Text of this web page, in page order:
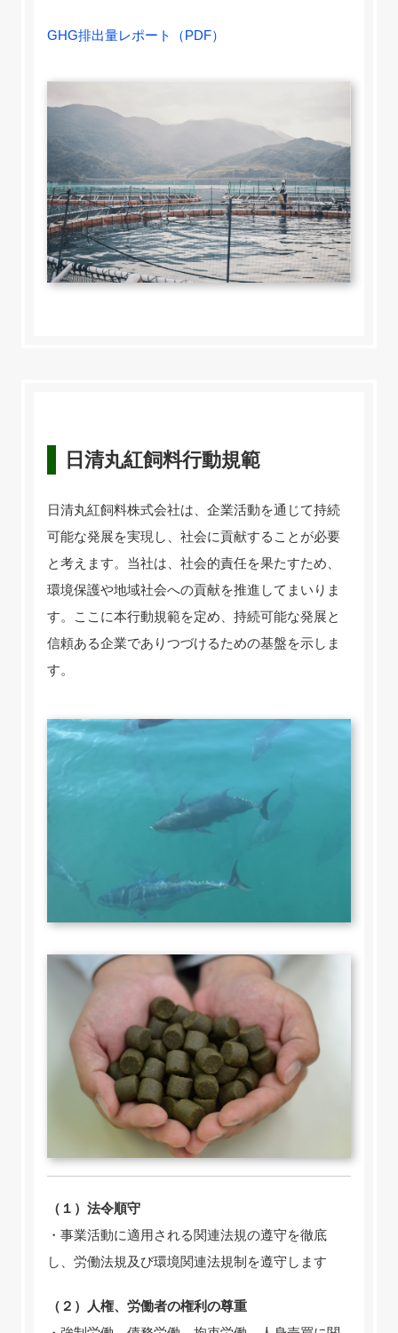
GHG排出量レポート（PDF）
日清丸紅飼料行動規範
日清丸紅飼料株式会社は、企業活動を通じて持続
可能な発展を実現し、社会に貢献することが必要
と考えます。当社は、社会的責任を果たすため、
環境保護や地域社会への貢献を推進してまいりま
す。ここに本行動規範を定め、持続可能な発展と
信頼ある企業でありつづけるための基盤を示しま
す。
（１）法令順守
・事業活動に適用される関連法規の遵守を徹底
し、労働法規及び環境関連法規制を遵守します
（２）人権、労働者の権利の尊重